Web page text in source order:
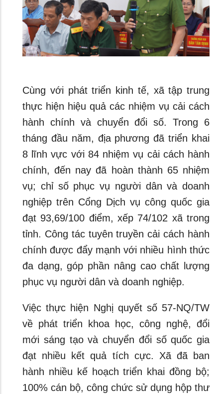
Cùng với phát triển kinh tế, xã tập trung
thực hiện hiệu quả các nhiệm vụ cải cách
hành chính và chuyển đổi số. Trong 6
tháng đầu năm, địa phương đã triển khai
8 lĩnh vực với 84 nhiệm vụ cải cách hành
chính, đến nay đã hoàn thành 65 nhiệm
vụ; chỉ số phục vụ người dân và doanh
nghiệp trên Cổng Dịch vụ công quốc gia
đạt 93,69/100 điểm, xếp 74/102 xã trong
tỉnh. Công tác tuyên truyền cải cách hành
chính được đẩy mạnh với nhiều hình thức
đa dạng, góp phần nâng cao chất lượng
phục vụ người dân và doanh nghiệp.
Việc thực hiện Nghị quyết số 57-NQ/TW
về phát triển khoa học, công nghệ, đổi
mới sáng tạo và chuyển đổi số quốc gia
đạt nhiều kết quả tích cực. Xã đã ban
hành nhiều kế hoạch triển khai đồng bộ;
100% cán bộ, công chức sử dụng hộp thư